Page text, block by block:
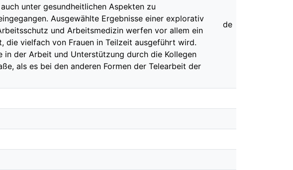
unter gesundheitlichen Aspekten zu
Ausgewählte Ergebnisse einer explorativ
und Arbeitsmedizin werfen vor allem ein
die vielfach von Frauen in Teilzeit ausgeführt wird.
in der Arbeit und Unterstützung durch die Kollegen
als es bei den anderen Formen der Telearbeit der
de